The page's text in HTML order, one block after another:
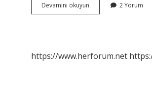
Devamını okuyun Psikolojik
Katılık
2 Yorum
https://www.herforum.net